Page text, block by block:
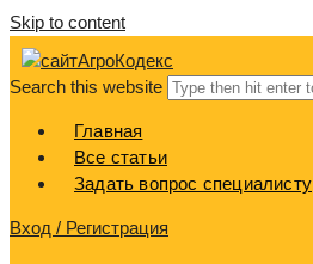
Skip to content
АгроКодекс
Search this website
Главная
Все статьи
Задать вопрос специалисту
Вход / Регистрация